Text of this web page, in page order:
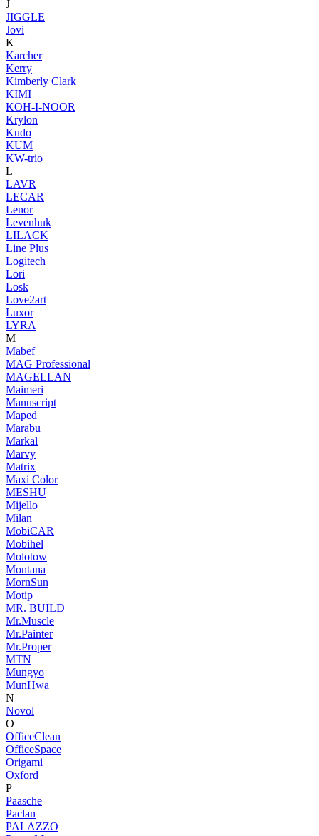
J
JIGGLE
Jovi
K
Karcher
Kerry
Kimberly Clark
KIMI
KOH-I-NOOR
Krylon
Kudo
KUM
KW-trio
L
LAVR
LECAR
Lenor
Levenhuk
LILACK
Line Plus
Logitech
Lori
Losk
Love2art
Luxor
LYRA
M
Mabef
MAG Professional
MAGELLAN
Maimeri
Manuscript
Maped
Marabu
Markal
Marvy
Matrix
Maxi Color
MESHU
Mijello
Milan
MobiCAR
Mobihel
Molotow
Montana
MornSun
Motip
MR. BUILD
Mr.Muscle
Mr.Painter
Mr.Proper
MTN
Mungyo
MunHwa
N
Novol
O
OfficeClean
OfficeSpace
Origami
Oxford
P
Paasche
Paclan
PALAZZO